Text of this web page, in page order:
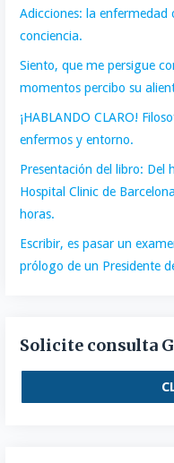
Adicciones: la enfermedad
conciencia.
Siento, que me persigue
momentos percibo su
¡HABLANDO CLARO!
enfermos y entorno.
Presentación del libro: Del
Hospital Clinic de
horas.
Escribir, es pasar un
prólogo de un Presidente
Solicite consulta